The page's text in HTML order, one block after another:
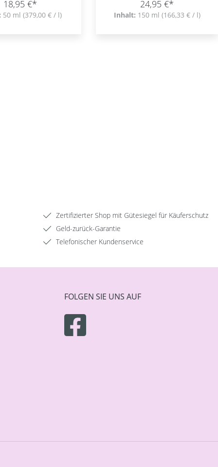
18,95 €*
50 ml (379,00 € / l)
24,95 €*
Inhalt: 150 ml (166,33 € / l)
Zertifizierter Shop mit Gütesiegel für Käuferschutz
Geld-zurück-Garantie
Telefonischer Kundenservice
FOLGEN SIE UNS AUF